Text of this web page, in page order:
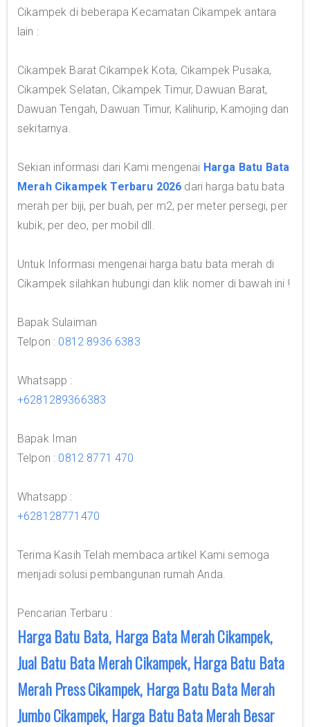
Cikampek di beberapa Kecamatan Cikampek antara
lain :
Cikampek Barat Cikampek Kota, Cikampek Pusaka,
Cikampek Selatan, Cikampek Timur, Dawuan Barat,
Dawuan Tengah, Dawuan Timur, Kalihurip, Kamojing dan
sekitarnya.
Sekian informasi dari Kami mengenai Harga Batu Bata
Merah Cikampek Terbaru 2026 dari harga batu bata
merah per biji, per buah, per m2, per meter persegi, per
kubik, per deo, per mobil dll.
Untuk Informasi mengenai harga batu bata merah di
Cikampek silahkan hubungi dan klik nomer di bawah ini !
Bapak Sulaiman
Telpon : 0812 8936 6383
Whatsapp :
+6281289366383
Bapak Iman
Telpon : 0812 8771 470
Whatsapp :
+628128771470
Terima Kasih Telah membaca artikel Kami semoga
menjadi solusi pembangunan rumah Anda.
Pencarian Terbaru :
Harga Batu Bata, Harga Bata Merah Cikampek,
Jual Batu Bata Merah Cikampek, Harga Batu Bata
Merah Press Cikampek, Harga Batu Bata Merah
Jumbo Cikampek, Harga Batu Bata Merah Besar